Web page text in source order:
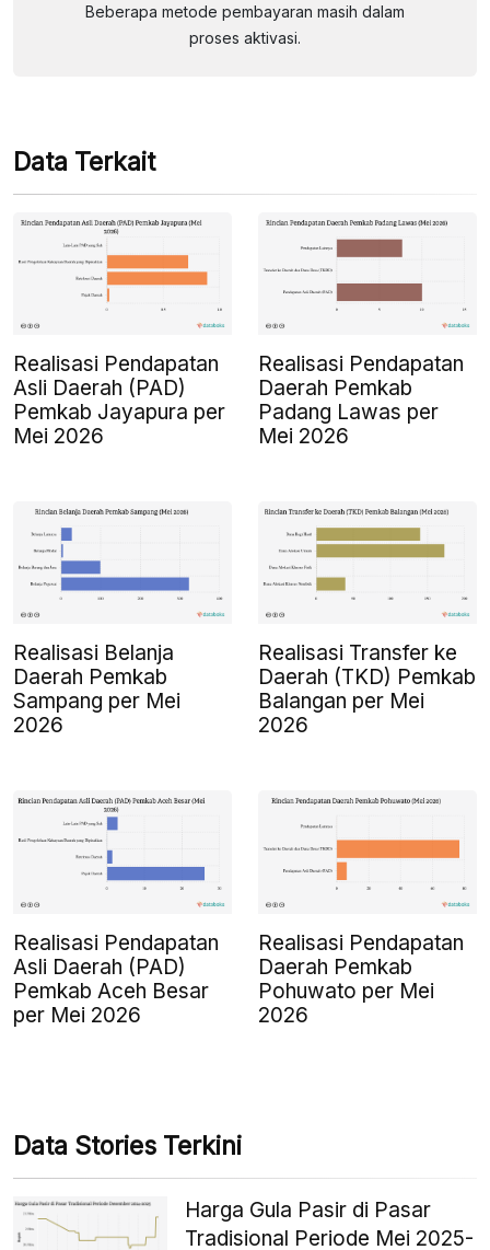
Beberapa metode pembayaran masih dalam
proses aktivasi.
Data Terkait
Realisasi Pendapatan
Asli Daerah (PAD)
Pemkab Jayapura per
Mei 2026
Realisasi Pendapatan
Daerah Pemkab
Padang Lawas per
Mei 2026
Realisasi Belanja
Daerah Pemkab
Sampang per Mei
2026
Realisasi Transfer ke
Daerah (TKD) Pemkab
Balangan per Mei
2026
Realisasi Pendapatan
Asli Daerah (PAD)
Pemkab Aceh Besar
per Mei 2026
Realisasi Pendapatan
Daerah Pemkab
Pohuwato per Mei
2026
Data Stories Terkini
Harga Gula Pasir di Pasar
Tradisional Periode Mei 2025-